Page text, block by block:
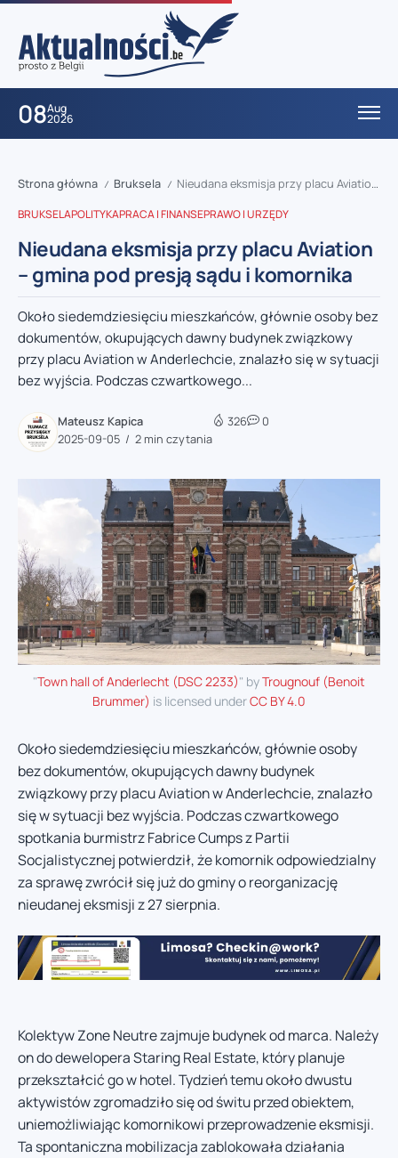
08Aug
2026
Strona główna / Bruksela / Nieudana eksmisja przy placu Aviation – gmina pod presją sądu i komornika
BRUKSELAPOLITYKAPRACA I FINANSEPRAWO I URZĘDY
Nieudana eksmisja przy placu Aviation
– gmina pod presją sądu i komornika
Około siedemdziesięciu mieszkańców, głównie osoby bez
dokumentów, okupujących dawny budynek związkowy
przy placu Aviation w Anderlechcie, znalazło się w sytuacji
bez wyjścia. Podczas czwartkowego...
Mateusz Kapica
2025-09-05
2 min czytania
326 0
"Town hall of Anderlecht (DSC 2233)" byTrougnouf (Benoit
Brummer) is licensed underCC BY 4.0
Około siedemdziesięciu mieszkańców, głównie osoby
bez dokumentów, okupujących dawny budynek
związkowy przy placu Aviation w Anderlechcie, znalazło
się w sytuacji bez wyjścia. Podczas czwartkowego
spotkania burmistrz Fabrice Cumps z Partii
Socjalistycznej potwierdził, że komornik odpowiedzialny
za sprawę zwrócił się już do gminy o reorganizację
nieudanej eksmisji z 27 sierpnia.
Kolektyw Zone Neutre zajmuje budynek od marca. Należy
on do dewelopera Staring Real Estate, który planuje
przekształcić go w hotel. Tydzień temu około dwustu
aktywistów zgromadziło się od świtu przed obiektem,
uniemożliwiając komornikowi przeprowadzenie eksmisji.
Ta spontaniczna mobilizacja zablokowała działania